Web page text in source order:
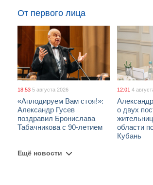
От первого лица
18:53 5 августа 2026
«Аплодируем Вам стоя!»:
Александр Гусев
поздравил Бронислава
Табачникова с 90-летием
12:01 4
о двух
области
Кубань
Ещё новости